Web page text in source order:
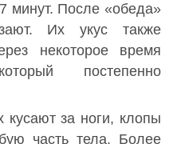
минут. После «обеда»
Их укус также
некоторое время
постепенно
кусают за ноги, клопы
часть тела. Более